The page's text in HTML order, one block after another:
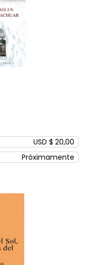
USD $ 20,00
Próximamente